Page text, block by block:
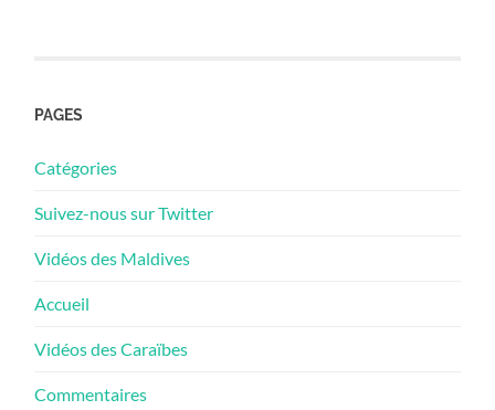
PAGES
Catégories
Suivez-nous sur Twitter
Vidéos des Maldives
Accueil
Vidéos des Caraïbes
Commentaires